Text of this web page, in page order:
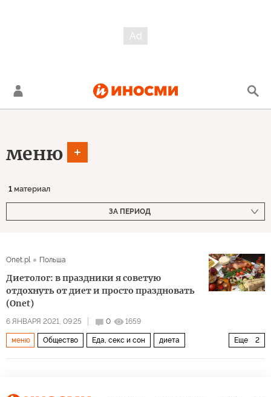
меню
1 материал
ЗА ПЕРИОД
Onet.pl Польша
Диетолог: в праздники я советую
отдохнуть от диет и просто праздновать
(Onet)
6 ЯНВАРЯ 2021, 09:25 0 1659
Еще 2
меню Общество Еда, секс и сон диета